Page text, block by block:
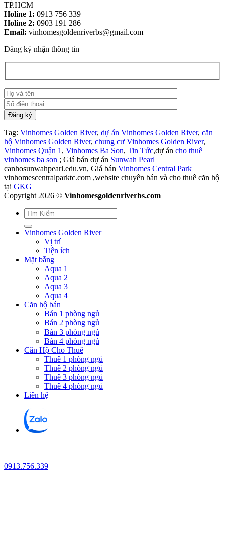
TP.HCM
Holine 1: 0913 756 339
Holine 2: 0903 191 286
Email: vinhomesgoldenriverbs@gmail.com
Đăng ký nhận thông tin
Tag: Vinhomes Golden River, dự án Vinhomes Golden River, căn
hộ Vinhomes Golden River, chung cư Vinhomes Golden River,
Vinhomes Quận 1 , Vinhomes Ba Son, Tin Tức,dự án cho thuê
vinhomes ba son ; Giá bán dự án Sunwah Pearl
canhosunwahpearl.edu.vn, Giá bán Vinhomes Central Park
vinhomescentralparktc.com ,website chuyên bán và cho thuê căn hộ
tại GKG
Copyright 2026 © Vinhomesgoldenriverbs.com
Vinhomes Golden River
Vị trí
Tiện ích
Mặt bằng
Aqua 1
Aqua 2
Aqua 3
Aqua 4
Căn hộ bán
Bán 1 phòng ngủ
Bán 2 phòng ngủ
Bán 3 phòng ngủ
Bán 4 phòng ngủ
Căn Hộ Cho Thuê
Thuê 1 phòng ngủ
Thuê 2 phòng ngủ
Thuê 3 phòng ngủ
Thuê 4 phòng ngủ
Liên hệ
0913.756.339